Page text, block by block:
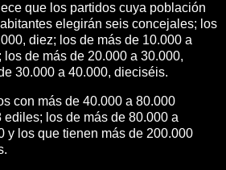
que los partidos cuya población
elegirán seis concejales; los
diez; los de más de 10.000 a
de más de 20.000 a 30.000,
30.000 a 40.000, dieciséis.
con más de 40.000 a 80.000
los de más de 80.000 a
y los que tienen más de 200.000